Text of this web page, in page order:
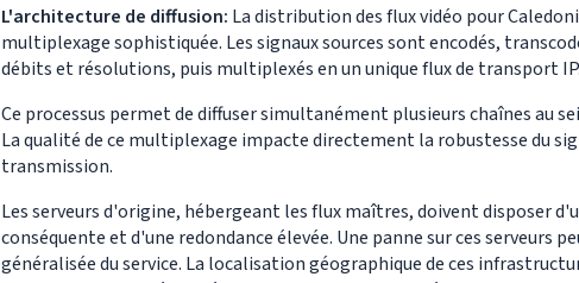
L'architecture de diffusion: La distribution des flux vidéo pour
multiplexage sophistiquée. Les signaux sources sont encodés,
débits et résolutions, puis multiplexés en un unique flux de transport IP.
Ce processus permet de diffuser simultanément plusieurs chaînes au
La qualité de ce multiplexage impacte directement la robustesse du
transmission.
Les serveurs d'origine, hébergeant les flux maîtres, doivent disposer
conséquente et d'une redondance élevée. Une panne sur ces serveurs
généralisée du service. La localisation géographique de ces